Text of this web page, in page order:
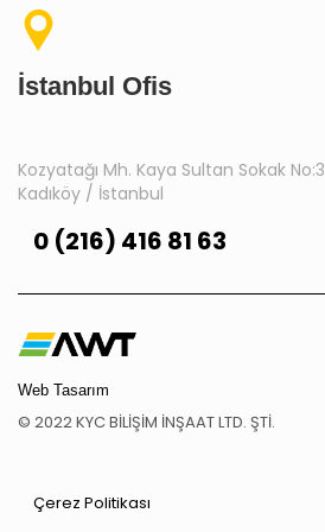
İstanbul Ofis
Kozyatağı Mh. Kaya Sultan Sokak No:3
Kadıköy / İstanbul
0 (216) 416 81 63
Web Tasarım
© 2022 KYC BİLİŞİM İNŞAAT LTD. ŞTİ.
Çerez Politikası